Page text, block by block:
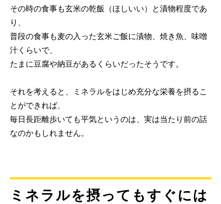
その時の食事も玄米の乾飯（ほしいい）と漬物程度であ
り、
普段の食事も麦の入った玄米ご飯に漬物、焼き魚、味噌
汁くらいで、
たまに豆腐や納豆があるくらいだったそうです。
それを考えると、ミネラルをはじめ充分な栄養を摂るこ
とができれば、
毎日長距離歩いても平気というのは、実は当たり前の話
なのかもしれません。
ミネラルを摂ってもすぐには